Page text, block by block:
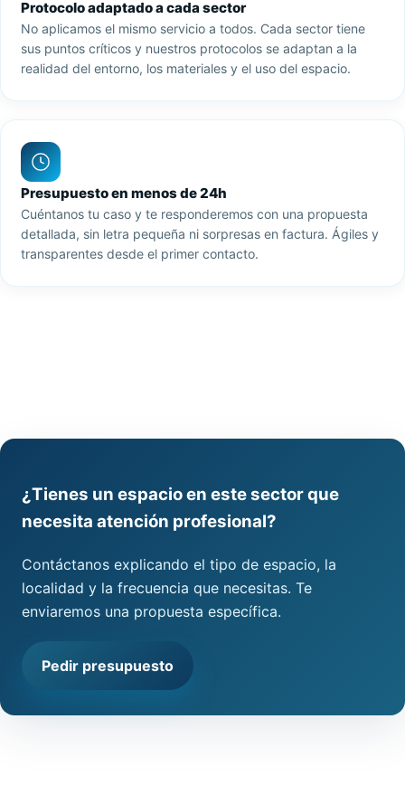
Protocolo adaptado a cada sector
No aplicamos el mismo servicio a todos. Cada sector tiene
sus puntos críticos y nuestros protocolos se adaptan a la
realidad del entorno, los materiales y el uso del espacio.
Presupuesto en menos de 24h
Cuéntanos tu caso y te responderemos con una propuesta
detallada, sin letra pequeña ni sorpresas en factura. Ágiles y
transparentes desde el primer contacto.
¿Tienes un espacio en este sector que
necesita atención profesional?
Contáctanos explicando el tipo de espacio, la
localidad y la frecuencia que necesitas. Te
enviaremos una propuesta específica.
Pedir presupuesto